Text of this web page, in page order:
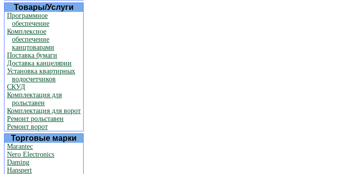
Товары/Услуги
Программное
обеспечение
Комплексное
обеспечение
канцтоварами
Поставка бумаги
Доставка канцелярии
Установка квартирных
водосчетчиков
СКУД
Комплектация для
рольставен
Комплектация для ворот
Ремонт рольставен
Ремонт ворот
Торговые марки
Marantec
Nero Electronics
Daming
Hanspert